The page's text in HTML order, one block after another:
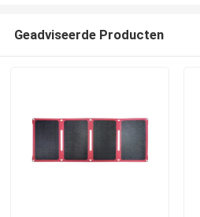
Geadviseerde Producten